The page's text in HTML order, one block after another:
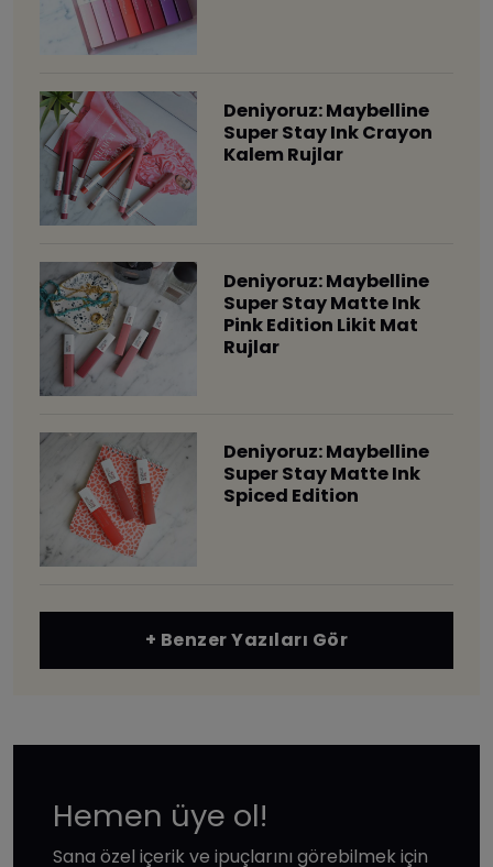
Deniyoruz: Maybelline
Super Stay Ink Crayon
Kalem Rujlar
Deniyoruz: Maybelline
Super Stay Matte Ink
Pink Edition Likit Mat
Rujlar
Deniyoruz: Maybelline
Super Stay Matte Ink
Spiced Edition
+ Benzer Yazıları Gör
Hemen üye ol!
Sana özel içerik ve ipuçlarını görebilmek için